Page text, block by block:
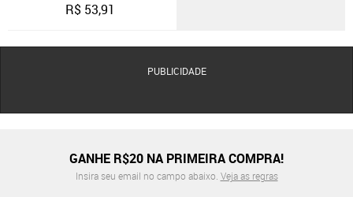
R$ 53,91
PUBLICIDADE
GANHE R$20 NA PRIMEIRA COMPRA!
Insira seu email no campo abaixo. Veja as regras